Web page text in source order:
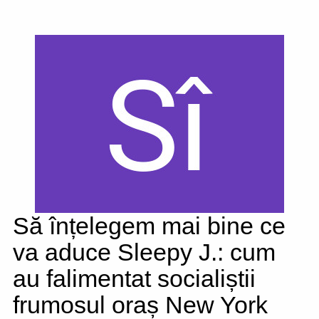
Să înțelegem mai bine ce
va aduce Sleepy J.: cum
au falimentat socialiștii
frumosul oraș New York